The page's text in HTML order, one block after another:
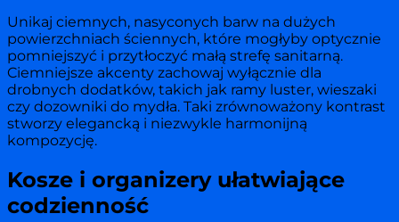
Unikaj ciemnych, nasyconych barw na dużych
powierzchniach ściennych, które mogłyby optycznie
pomniejszyć i przytłoczyć małą strefę sanitarną.
Ciemniejsze akcenty zachowaj wyłącznie dla
drobnych dodatków, takich jak ramy luster, wieszaki
czy dozowniki do mydła. Taki zrównoważony kontrast
stworzy elegancką i niezwykle harmonijną
kompozycję.
Kosze i organizery ułatwiające
codzienność